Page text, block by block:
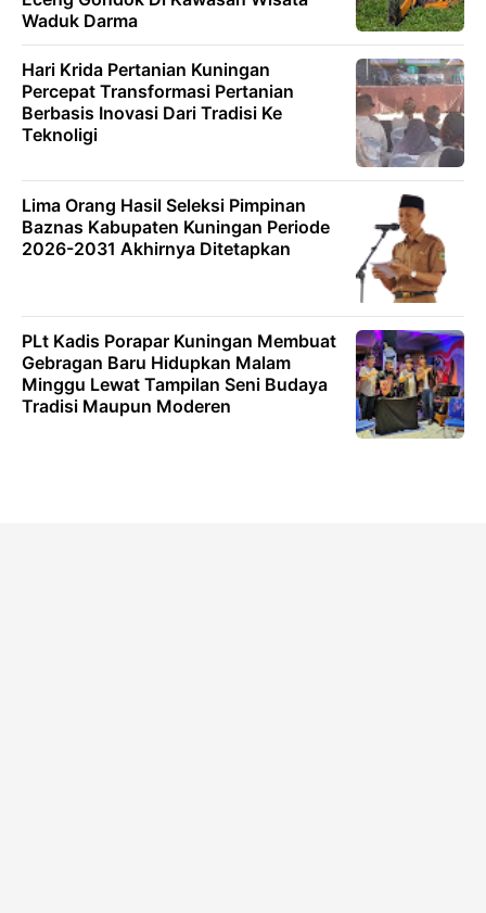
Waduk Darma
Hari Krida Pertanian Kuningan
Percepat Transformasi Pertanian
Berbasis Inovasi Dari Tradisi Ke
Teknoligi
Lima Orang Hasil Seleksi Pimpinan
Baznas Kabupaten Kuningan Periode
2026-2031 Akhirnya Ditetapkan
PLt Kadis Porapar Kuningan Membuat
Gebragan Baru Hidupkan Malam
Minggu Lewat Tampilan Seni Budaya
Tradisi Maupun Moderen